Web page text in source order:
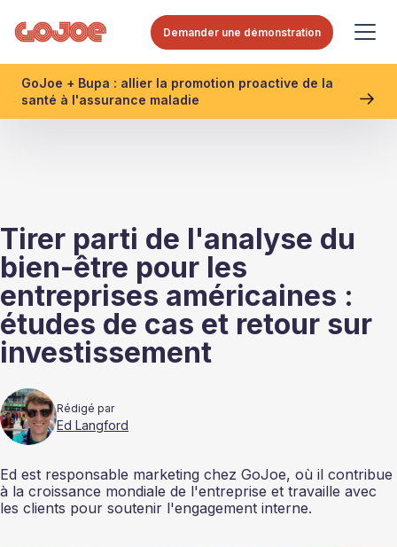
Demander une démonstration
GoJoe + Bupa : allier la promotion proactive de la
santé à l'assurance maladie
Tirer parti de l'analyse du
bien-être pour les
entreprises américaines :
études de cas et retour sur
investissement
Rédigé par
Ed Langford
Ed est responsable marketing chez GoJoe, où il contribue
à la croissance mondiale de l'entreprise et travaille avec
les clients pour soutenir l'engagement interne.